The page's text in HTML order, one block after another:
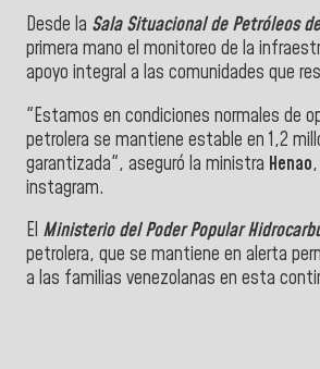
Desde la Sala Situacional de Petróleos
primera mano el monitoreo de la
apoyo integral a las comunidades que
"Estamos en condiciones normales de
petrolera se mantiene estable en 1,2
garantizada", aseguró la ministra Henao
instagram.
El Ministerio del Poder Popular
petrolera, que se mantiene en alerta
a las familias venezolanas en esta